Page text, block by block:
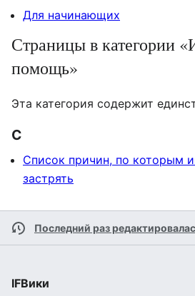
Для начинающих
Страницы в категории
помощь»
Эта категория содержит
С
Список причин, по которым
застрять
Последний раз
IFВики